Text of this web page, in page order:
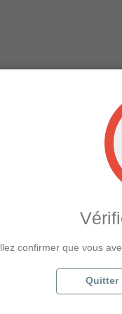
Libre - Mixologue
confirmer que vous
Quitter